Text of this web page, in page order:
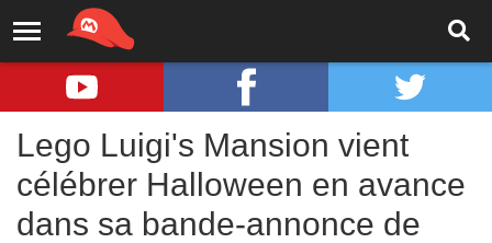
Lego Luigi's Mansion vient
célébrer Halloween en avance
dans sa bande-annonce de